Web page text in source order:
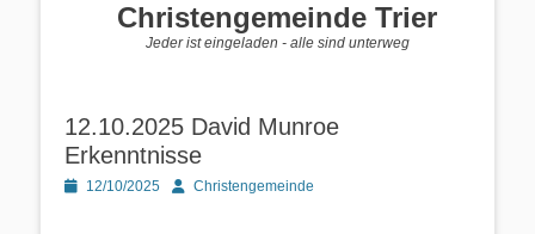
Christengemeinde Trier
Jeder ist eingeladen - alle sind unterweg
12.10.2025 David Munroe
Erkenntnisse
Posted12/10/2025 AutorChristengemeinde